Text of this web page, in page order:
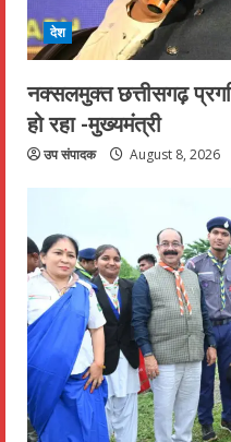
देश
नक्सलमुक्त छत्तीसगढ़
हो रहा -मुख्यमंत्री
उप संपादक August 8, 2026